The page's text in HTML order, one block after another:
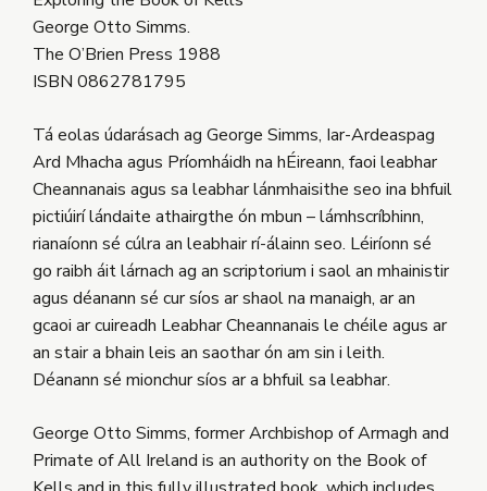
George Otto Simms.
The O’Brien Press 1988
ISBN 0862781795
Tá eolas údarásach ag George Simms, Iar-Ardeaspag
Ard Mhacha agus Príomháidh na hÉireann, faoi leabhar
Cheannanais agus sa leabhar lánmhaisithe seo ina bhfuil
pictiúirí lándaite athairgthe ón mbun – lámhscríbhinn,
rianaíonn sé cúlra an leabhair rí-álainn seo. Léiríonn sé
go raibh áit lárnach ag an scriptorium i saol an mhainistir
agus déanann sé cur síos ar shaol na manaigh, ar an
gcaoi ar cuireadh Leabhar Cheannanais le chéile agus ar
an stair a bhain leis an saothar ón am sin i leith.
Déanann sé mionchur síos ar a bhfuil sa leabhar.
George Otto Simms, former Archbishop of Armagh and
Primate of All Ireland is an authority on the Book of